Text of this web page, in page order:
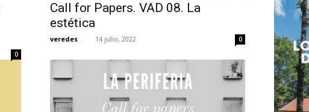
0
Call for Papers. VAD 08. La
estética
veredes - 14 julio, 2022 0